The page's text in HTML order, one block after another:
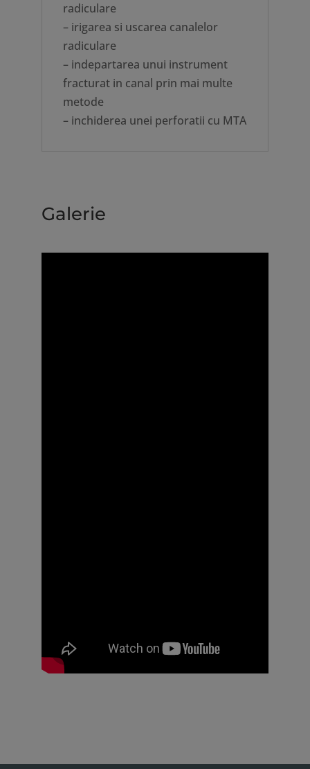
radiculare
– irigarea si uscarea canalelor
radiculare
– indepartarea unui instrument
fracturat in canal prin mai multe
metode
– inchiderea unei perforatii cu MTA
Galerie